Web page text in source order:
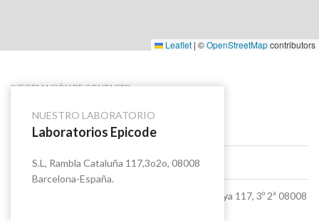
Leaflet | ©OpenStreetMapcontributors
NUESTRO LABORATORIO
Laboratorios Epicode
S.L, Rambla Cataluña 117,3o2o, 08008
Barcelona-España.
INFORMACIÓN DE CONTACTO
CONTÁCTANOS
+34 675 50 79 28
office@clavea.com
Epicode Laboratoires, S.L Rambla de Catalunya 117, 3º 2ª 08008